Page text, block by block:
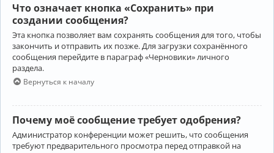
Что означает кнопка «Сохранить» при
создании сообщения?
Эта кнопка позволяет вам сохранять сообщения для того, чтобы
закончить и отправить их позже. Для загрузки сохранённого
сообщения перейдите в параграф «Черновики» личного
раздела.
Вернуться к началу
Почему моё сообщение требует одобрения?
Администратор конференции может решить, что сообщения
требуют предварительного просмотра перед отправкой на